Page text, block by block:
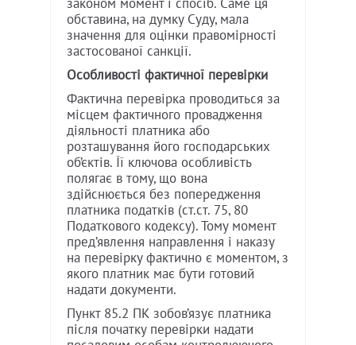
законом момент і спосіб. Саме ця
обставина, на думку Суду, мала
значення для оцінки правомірності
застосованої санкції.
Особливості фактичної перевірки
Фактична перевірка проводиться за
місцем фактичного провадження
діяльності платника або
розташування його господарських
об’єктів. Її ключова особливість
полягає в тому, що вона
здійснюється без попередження
платника податків (ст.ст. 75, 80
Податкового кодексу). Тому момент
пред’явлення направлення і наказу
на перевірку фактично є моментом, з
якого платник має бути готовий
надати документи.
Пункт 85.2 ПК зобов’язує платника
після початку перевірки надати